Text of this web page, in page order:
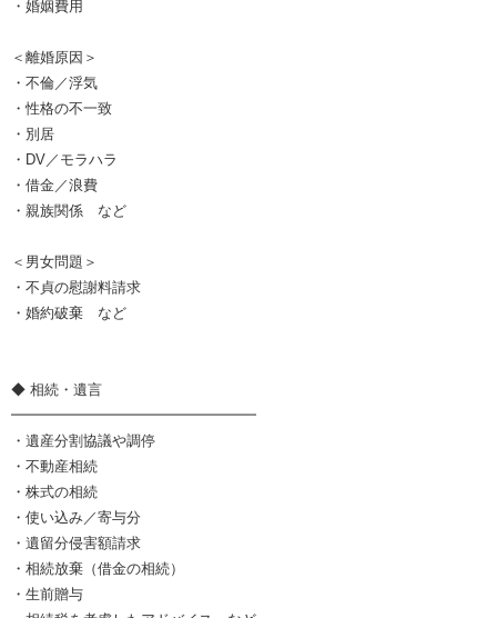
・婚姻費用
＜離婚原因＞
・不倫／浮気
・性格の不一致
・別居
・DV／モラハラ
・借金／浪費
・親族関係 など
＜男女問題＞
・不貞の慰謝料請求
・婚約破棄 など
◆ 相続・遺言
━━━━━━━━━━━━━━━━━
・遺産分割協議や調停
・不動産相続
・株式の相続
・使い込み／寄与分
・遺留分侵害額請求
・相続放棄（借金の相続）
・生前贈与